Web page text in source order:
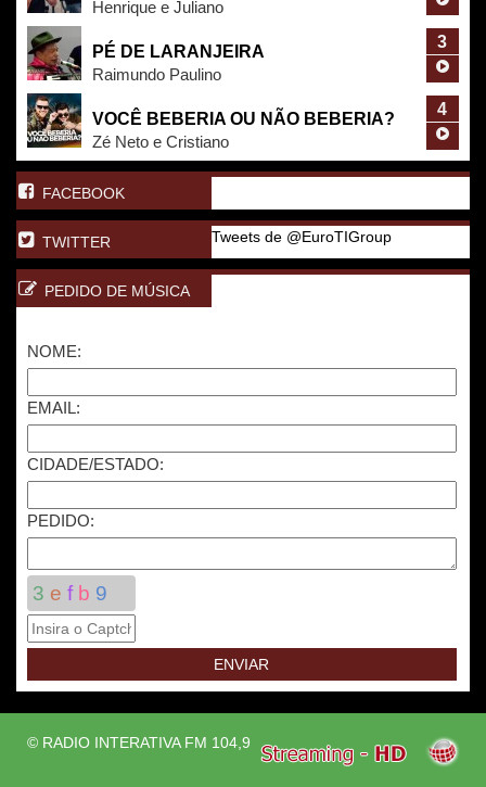
Henrique e Juliano
PÉ DE LARANJEIRA
Raimundo Paulino
3
VOCÊ BEBERIA OU NÃO BEBERIA?
Zé Neto e Cristiano
4
FACEBOOK
TWITTER Tweets de @EuroTIGroup
PEDIDO DE MÚSICA
NOME:
EMAIL:
CIDADE/ESTADO:
PEDIDO:
3 e f b 9
© RADIO INTERATIVA FM 104,9